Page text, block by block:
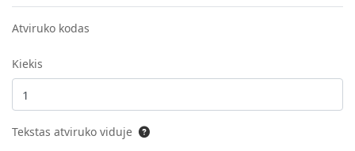
Atviruko kodas
Kiekis
Tekstas atviruko viduje